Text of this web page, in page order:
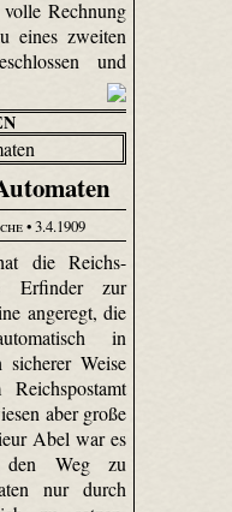
Rechnung
eines zweiten
und
• 3.4.1909
die Reichs-
Erfinder zur
angeregt, die
in
sicherer Weise
aber große
Abel war es
den Weg zu
nur durch